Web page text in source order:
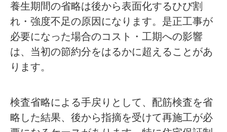
養生期間の省略は後から表面化するひび割
れ・強度不足の原因になります。是正工事が
必要になった場合のコスト・工期への影響
は、当初の節約分をはるかに超えることがあ
ります。
検査省略による手戻りとして、配筋検査を省
略した結果、後から指摘を受けて再施工が必